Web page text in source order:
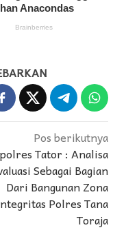
Pos berikutnya
Tator : Analisa
Sebagai Bagian
Dari Bangunan Zona
Polres Tana
Toraja